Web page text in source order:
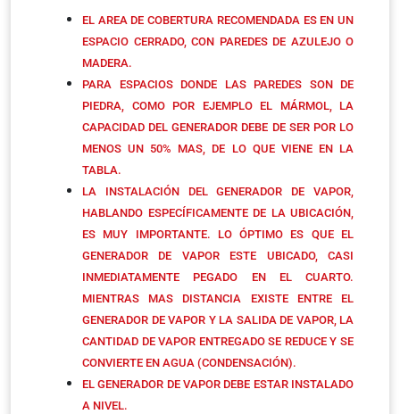
EL AREA DE COBERTURA RECOMENDADA ES EN UN
ESPACIO CERRADO, CON PAREDES DE AZULEJO O
MADERA.
PARA ESPACIOS DONDE LAS PAREDES SON DE
PIEDRA, COMO POR EJEMPLO EL MÁRMOL, LA
CAPACIDAD DEL GENERADOR DEBE DE SER POR LO
MENOS UN 50% MAS, DE LO QUE VIENE EN LA
TABLA.
LA INSTALACIÓN DEL GENERADOR DE VAPOR,
HABLANDO ESPECÍFICAMENTE DE LA UBICACIÓN,
ES MUY IMPORTANTE. LO ÓPTIMO ES QUE EL
GENERADOR DE VAPOR ESTE UBICADO, CASI
INMEDIATAMENTE PEGADO EN EL CUARTO.
MIENTRAS MAS DISTANCIA EXISTE ENTRE EL
GENERADOR DE VAPOR Y LA SALIDA DE VAPOR, LA
CANTIDAD DE VAPOR ENTREGADO SE REDUCE Y SE
CONVIERTE EN AGUA (CONDENSACIÓN).
EL GENERADOR DE VAPOR DEBE ESTAR INSTALADO
A NIVEL.